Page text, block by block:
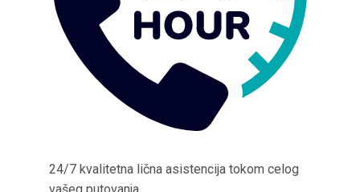
24/7 kvalitetna lična asistencija tokom celog